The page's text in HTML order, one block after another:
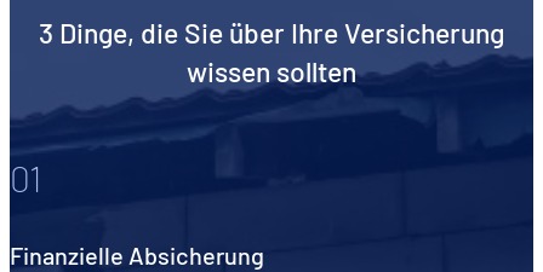
3 Dinge, die Sie über Ihre Versicherung
wissen sollten
01
Finanzielle Absicherung